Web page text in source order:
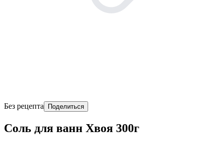
Без рецепта Поделиться
Соль для ванн Хвоя 300г